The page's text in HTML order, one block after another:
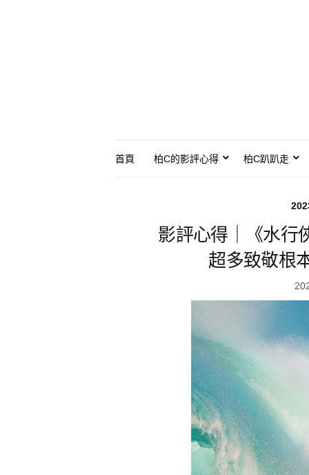
首頁 柏C的影評心得 柏C趴趴走
影評心得｜《水行
超多致敬根